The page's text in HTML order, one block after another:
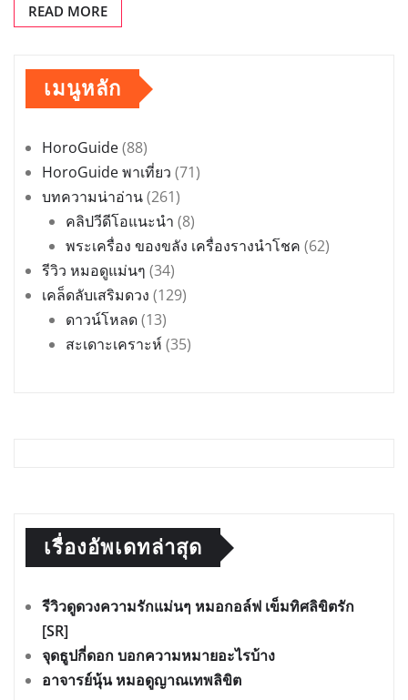
READ MORE
เมนูหลัก
HoroGuide(88)
HoroGuide พาเที่ยว (71)
บทความน่าอ่าน(261)
คลิปวีดีโอแนะนำ (8)
พระเครื่อง ของขลัง เครื่องรางนำโชค (62)
รีวิว หมอดูแม่นๆ (34)
เคล็ดลับเสริมดวง (129)
ดาวน์โหลด(13)
สะเดาะเคราะห์ (35)
เรื่องอัพเดทล่าสุด
รีวิวดูดวงความรักแม่นๆ หมอกอล์ฟ เข็มทิศลิขิตรัก
[SR]
จุดธูปกี่ดอก บอกความหมายอะไรบ้าง
อาจารย์นุ้น หมอดูญาณเทพลิขิต